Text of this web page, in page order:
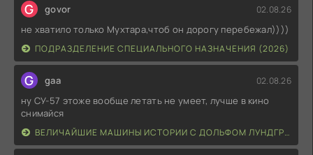
G govor 02.08.26
не хватило только Мухтара,чтоб он дорогу перебежал))))
ПОДРАЗДЕЛЕНИЕ СПЕЦИАЛЬНОГО НАЗНАЧЕНИЯ (2026)
G gaa 02.08.26
ну СУ-57 этоже вообще летать не умеет, лучше в кино
снимайся
ВЕЛИЧАЙШИЕ МАШИНЫ ИСТОРИИ С ДОЛЬФОМ ЛУНДГРЕНОМ (2026)